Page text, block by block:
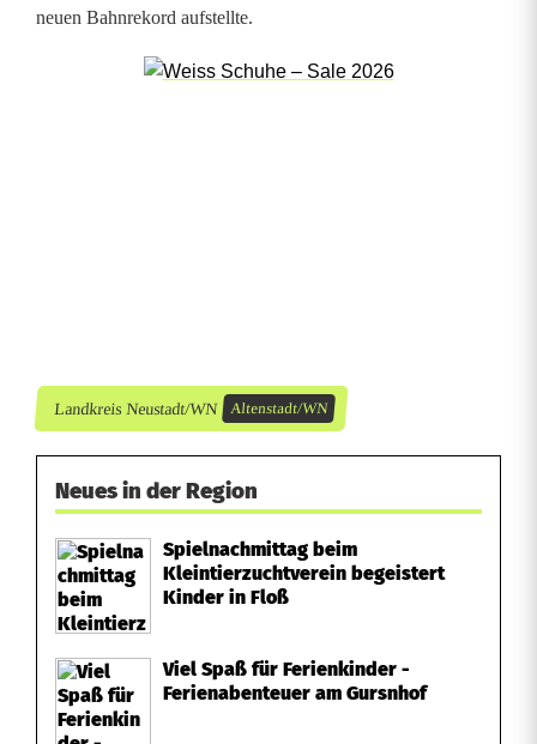
t
t
neuen Bahnrekord aufstellte.
Landkreis Neustadt/WN Altenstadt/WN
Neues in der Region
Spielnachmittag beim
Kleintierzuchtverein begeistert
Kinder in Floß
Viel Spaß für Ferienkinder -
Ferienabenteuer am Gursnhof